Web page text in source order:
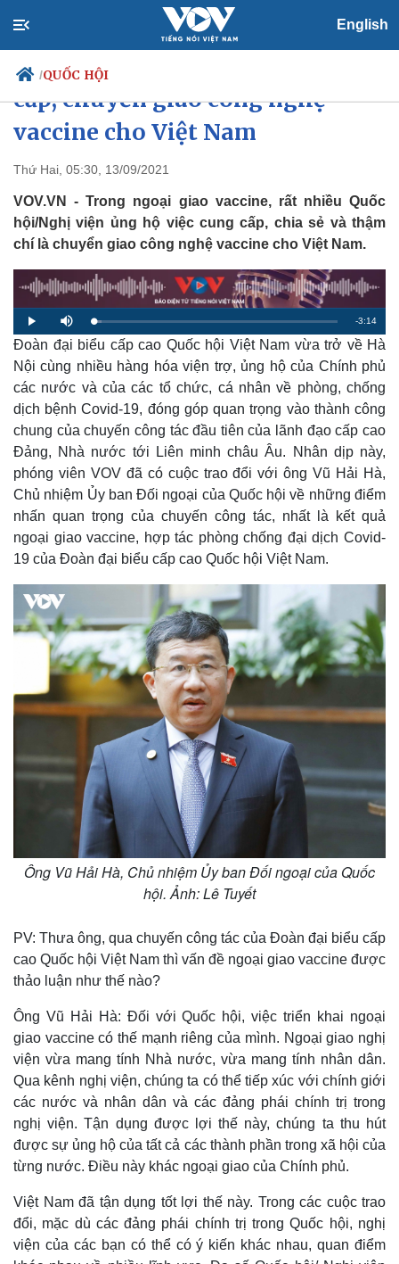
English
/QUỐC HỘI
Chính trị
Tổ chức nhân sự
Quốc hội
Nhận diện sự thật
Dự báo thời tiết
Giáo dục
Dấu ấn VOV
Việc làm
Biển đảo
Quan sát
Cuộc sống đó đây
Hồ sơ
Video
E-Magazine
Quốc hội các nước ủng hộ cung
cấp, chuyển giao công nghệ
vaccine cho Việt Nam
Thứ Hai, 05:30, 13/09/2021
VOV.VN - Trong ngoại giao vaccine, rất nhiều Quốc
hội/Nghị viện ủng hộ việc cung cấp, chia sẻ và thậm
chí là chuyển giao công nghệ vaccine cho Việt Nam.
P
l
a
y
M
u
t
e
L
o
a
d
e
d
3
1
6
R
e
i
g
e
-3:14
Đoàn đại biểu cấp cao Quốc hội Việt Nam vừa trở về Hà
Nội cùng nhiều hàng hóa viện trợ, ủng hộ của Chính phủ
các nước và của các tổ chức, cá nhân về phòng, chống
dịch bệnh Covid-19, đóng góp quan trọng vào thành công
chung của chuyến công tác đầu tiên của lãnh đạo cấp cao
Đảng, Nhà nước tới Liên minh châu Âu. Nhân dịp này,
phóng viên VOV đã có cuộc trao đổi với ông Vũ Hải Hà,
Chủ nhiệm Ủy ban Đối ngoại của Quốc hội về những điểm
nhấn quan trọng của chuyến công tác, nhất là kết quả
ngoại giao vaccine, hợp tác phòng chống đại dịch Covid-
19 của Đoàn đại biểu cấp cao Quốc hội Việt Nam.
Ông Vũ Hải Hà, Chủ nhiệm Ủy ban Đối ngoại của Quốc
hội. Ảnh: Lê Tuyết
PV: Thưa ông, qua chuyến công tác của Đoàn đại biểu cấp
cao Quốc hội Việt Nam thì vấn đề ngoại giao vaccine được
thảo luận như thế nào?
Ông Vũ Hải Hà: Đối với Quốc hội, việc triển khai ngoại
giao vaccine có thế mạnh riêng của mình. Ngoại giao nghị
viện vừa mang tính Nhà nước, vừa mang tính nhân dân.
Qua kênh nghị viện, chúng ta có thể tiếp xúc với chính giới
các nước và nhân dân và các đảng phái chính trị trong
nghị viện. Tận dụng được lợi thế này, chúng ta thu hút
được sự ủng hộ của tất cả các thành phần trong xã hội của
từng nước. Điều này khác ngoại giao của Chính phủ.
Việt Nam đã tận dụng tốt lợi thế này. Trong các cuộc trao
đổi, mặc dù các đảng phái chính trị trong Quốc hội, nghị
viện của các bạn có thể có ý kiến khác nhau, quan điểm